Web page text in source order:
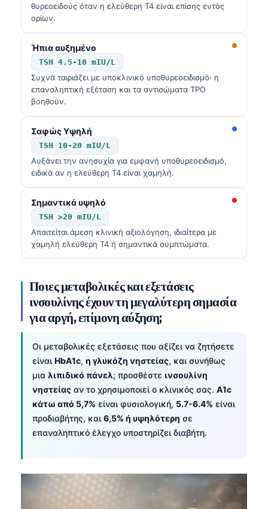
θυρεοειδούς όταν η ελεύθερη T4 είναι επίσης εντός
ορίων.
Ήπια αυξημένο
TSH 4.5-10 mIU/L
Συχνά ταιριάζει με υποκλινικό υποθυρεοειδισμό· η
επαναληπτική εξέταση και τα αντισώματα TPO
βοηθούν.
Σαφώς Υψηλή
TSH 10-20 mIU/L
Αυξάνει την ανησυχία για εμφανή υποθυρεοειδισμό,
ειδικά αν η ελεύθερη T4 είναι χαμηλή.
Σημαντικά υψηλό
TSH >20 mIU/L
Απαιτείται άμεση κλινική αξιολόγηση, ιδιαίτερα με
χαμηλή ελεύθερη T4 ή σημαντικά συμπτώματα.
Ποιες μεταβολικές και εξετάσεις
ινσουλίνης έχουν τη μεγαλύτερη σημασία
για αργή, επίμονη αύξηση;
Οι μεταβολικές εξετάσεις που αξίζει να ζητήσετε
είναι HbA1c, η γλυκόζη νηστείας, και συνήθως
μια λιπιδικό πάνελ; προσθέστε ινσουλίνη
νηστείας αν το χρησιμοποιεί ο κλινικός σας. A1c
κάτω από 5,7% είναι φυσιολογική, 5.7-6.4% είναι
προδιαβήτης, και 6,5% ή υψηλότερη σε
επαναληπτικό έλεγχο υποστηρίζει διαβήτη.